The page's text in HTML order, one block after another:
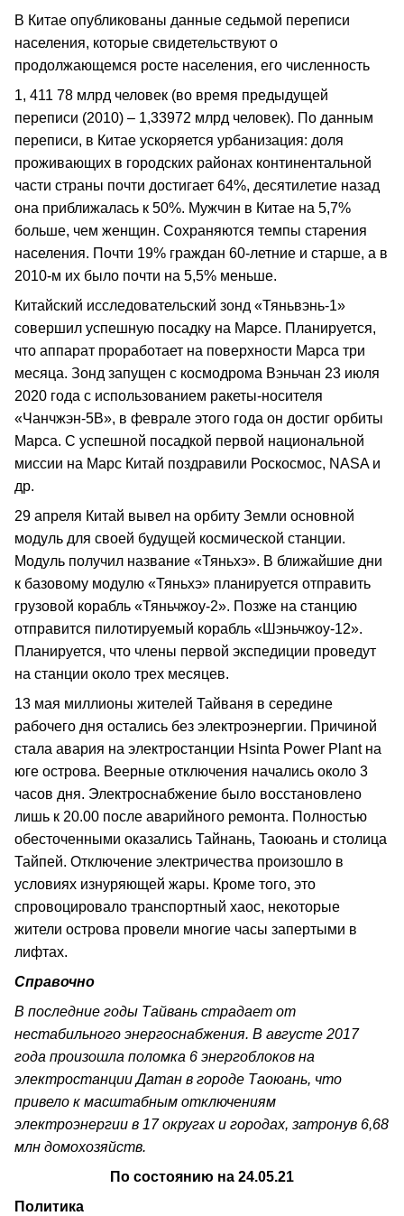
В Китае опубликованы данные седьмой переписи
населения, которые свидетельствуют о
продолжающемся росте населения, его численность
1, 411 78 млрд человек (во время предыдущей
переписи (2010) – 1,33972 млрд человек). По данным
переписи, в Китае ускоряется урбанизация: доля
проживающих в городских районах континентальной
части страны почти достигает 64%, десятилетие назад
она приближалась к 50%. Мужчин в Китае на 5,7%
больше, чем женщин. Сохраняются темпы старения
населения. Почти 19% граждан 60-летние и старше, а в
2010-м их было почти на 5,5% меньше.
Китайский исследовательский зонд «Тяньвэнь-1»
совершил успешную посадку на Марсе. Планируется,
что аппарат проработает на поверхности Марса три
месяца. Зонд запущен с космодрома Вэньчан 23 июля
2020 года с использованием ракеты-носителя
«Чанчжэн-5В», в феврале этого года он достиг орбиты
Марса. С успешной посадкой первой национальной
миссии на Марс Китай поздравили Роскосмос, NASA и
др.
29 апреля Китай вывел на орбиту Земли основной
модуль для своей будущей космической станции.
Модуль получил название «Тяньхэ». В ближайшие дни
к базовому модулю «Тяньхэ» планируется отправить
грузовой корабль «Тяньчжоу-2». Позже на станцию
отправится пилотируемый корабль «Шэньчжоу-12».
Планируется, что члены первой экспедиции проведут
на станции около трех месяцев.
13 мая миллионы жителей Тайваня в середине
рабочего дня остались без электроэнергии. Причиной
стала авария на электростанции Hsinta Power Plant на
юге острова. Веерные отключения начались около 3
часов дня. Электроснабжение было восстановлено
лишь к 20.00 после аварийного ремонта. Полностью
обесточенными оказались Тайнань, Таоюань и столица
Тайпей. Отключение электричества произошло в
условиях изнуряющей жары. Кроме того, это
спровоцировало транспортный хаос, некоторые
жители острова провели многие часы запертыми в
лифтах.
Справочно
В последние годы Тайвань страдает от
нестабильного энергоснабжения. В августе 2017
года произошла поломка 6 энергоблоков на
электростанции Датан в городе Таоюань, что
привело к масштабным отключениям
электроэнергии в 17 округах и городах, затронув 6,68
млн домохозяйств.
По состоянию на 24.05.21
Политика